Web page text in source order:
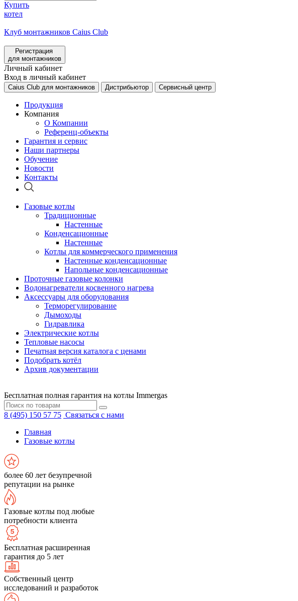
Купить
котел
Клуб монтажников Caius Club
Регистрация
для монтажников
Личный кабинет
Вход в личный кабинет
Caius Club для монтажников Дистрибьютор Сервисный центр
Продукция
Компания
О Компании
Референц-объекты
Гарантия и сервис
Наши партнеры
Обучение
Новости
Контакты
Газовые котлы
Традиционные
Настенные
Конденсационные
Настенные
Котлы для коммерческого применения
Настенные конденсационные
Напольные конденсационные
Проточные газовые колонки
Водонагреватели косвенного нагрева
Аксессуары для оборудования
Терморегулирование
Дымоходы
Гидравлика
Электрические котлы
Тепловые насосы
Печатная версия каталога с ценами
Подобрать котёл
Архив документации
Бесплатная полная гарантия на котлы Immergas
8 (495) 150 57 75 Связаться с нами
Главная
Газовые котлы
более 60 лет безупречной
репутации на рынке
Газовые котлы под любые
потребности клиента
Бесплатная расширенная
гарантия до 5 лет
Собственный центр
исследований и разработок